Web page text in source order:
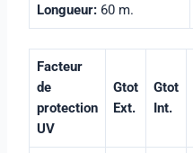
Longueur: 60 m.
Facteur
de
protection
UV
Gtot
Ext.
Gtot
Int.